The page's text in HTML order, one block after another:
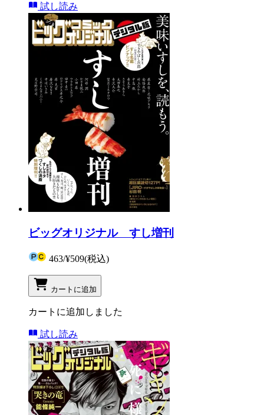
試し読み
ビッグオリジナル すし増刊
463/¥509(税込)
カートに追加
カートに追加しました
試し読み